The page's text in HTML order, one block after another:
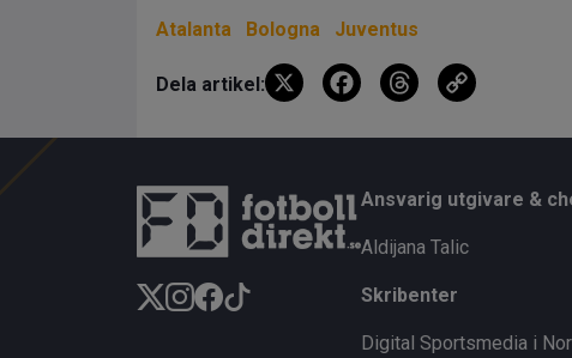
Atalanta
Bologna Juventus
Dela artikel: X
F
b
o
k
T
a
d
Li
Ansvarig utgivare &
Aldijana Talic
Skribenter
Digital Sportsmedia i